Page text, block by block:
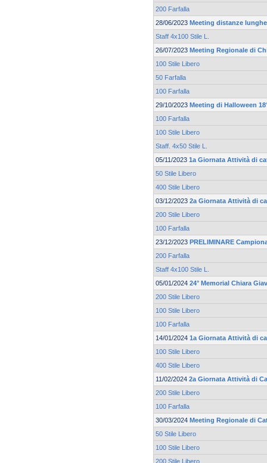
200 Farfalla
28/06/2023 Meeting distanze
Staff 4x100 Stile L.
26/07/2023 Meeting Regionale di
100 Stile Libero
50 Farfalla
100 Farfalla
29/10/2023 Meeting di Halloween
100 Farfalla
100 Stile Libero
Staff. 4x50 Stile L.
05/11/2023 1a Giornata Attività di
50 Stile Libero
400 Stile Libero
03/12/2023 2a Giornata Attività di
200 Stile Libero
100 Farfalla
23/12/2023 PRELIMINARE
200 Farfalla
Staff 4x100 Stile L.
05/01/2024 24° Memorial Chiara
200 Stile Libero
100 Stile Libero
100 Farfalla
14/01/2024 1a Giornata Attività di
100 Stile Libero
400 Stile Libero
11/02/2024 2a Giornata Attività di
200 Stile Libero
100 Farfalla
30/03/2024 Meeting Regionale di
50 Stile Libero
100 Stile Libero
200 Stile Libero